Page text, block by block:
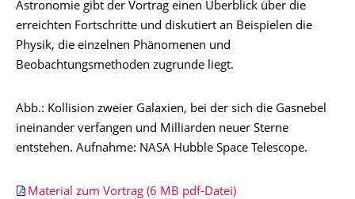
Astronomie gibt der Vortrag einen Überblick über die
erreichten Fortschritte und diskutiert an Beispielen die
Physik, die einzelnen Phänomenen und
Beobachtungsmethoden zugrunde liegt.
Abb.: Kollision zweier Galaxien, bei der sich die Gasnebel
ineinander verfangen und Milliarden neuer Sterne
entstehen. Aufnahme: NASA Hubble Space Telescope.
Material zum Vortrag (6 MB pdf-Datei)